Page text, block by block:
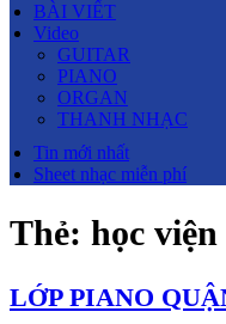
BÀI VIẾT
Video
GUITAR
PIANO
ORGAN
THANH NHẠC
Tin mới nhất
Sheet nhạc miễn phí
Thẻ: học
LỚP PIANO